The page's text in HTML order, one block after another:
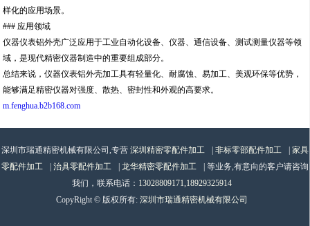
样化的应用场景。
### 应用领域
仪器仪表铝外壳广泛应用于工业自动化设备、仪器、通信设备、测试测量仪器等领
域，是现代精密仪器制造中的重要组成部分。
总结来说，仪器仪表铝外壳加工具有轻量化、耐腐蚀、易加工、美观环保等优势，
能够满足精密仪器对强度、散热、密封性和外观的高要求。
m.fenghua.b2b168.com
深圳市瑞通精密机械有限公司,专营 深圳精密零配件加工 | 非标零部配件加工 | 家具
零配件加工
| 治具零配件加工 | 龙华精密零配件加工
| 等业务,有意向的客户请咨询
我们，联系电话： 13028809171,18929325914
CopyRight © 版权所有: 深圳市瑞通精密机械有限公司